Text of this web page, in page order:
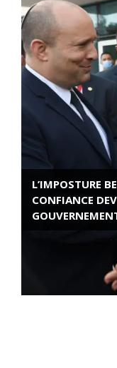
L’IMPOSTURE
CONFIANCE
ROSE